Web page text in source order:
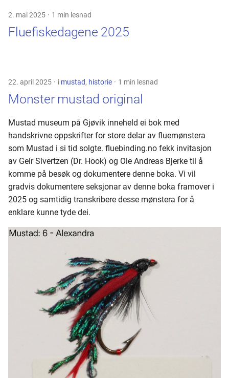
2. mai 2025 1 min lesnad
Fluefiskedagene 2025
22. april 2025 i mustad, historie 1 min lesnad
Monster mustad original
Mustad museum på Gjøvik inneheld ei bok med
handskrivne oppskrifter for store delar av fluemønstera
som Mustad i si tid solgte. fluebinding.no fekk invitasjon
av Geir Sivertzen (Dr. Hook) og Ole Andreas Bjerke til å
komme på besøk og dokumentere denne boka. Vi vil
gradvis dokumentere seksjonar av denne boka framover i
2025 og samtidig transkribere desse mønstera for å
enklare kunne tyde dei.